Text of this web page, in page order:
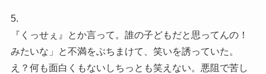
5.
『くっせぇ』とか言って。誰の子どもだと思ってんの！
みたいな」と不満をぶちまけて、笑いを誘っていた。
え？何も面白くもないしちっとも笑えない。悪阻で苦し